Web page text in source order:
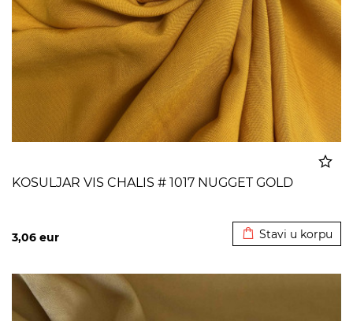
KOSULJAR VIS CHALIS # 1017 NUGGET GOLD
3,06 eur Stavi u korpu